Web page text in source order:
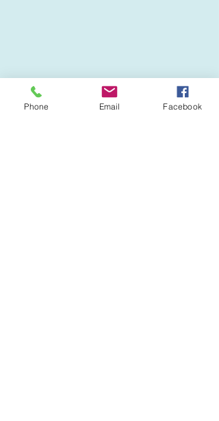
Phone Email Facebook